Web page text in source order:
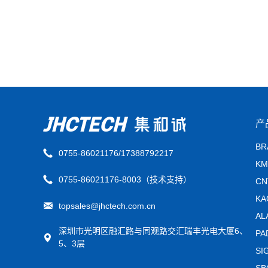
0755-86021176/17388792217
0755-86021176-8003（技术支持）
topsales@jhctech.com.cn
深圳市光明区融汇路与同观路交汇瑞丰光电大厦6、
5、3层
产